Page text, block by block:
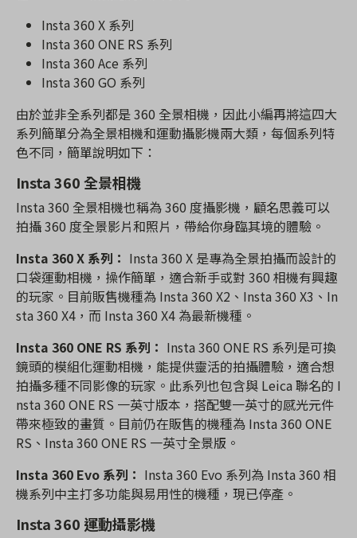
Insta 360 X 系列
Insta 360 ONE RS 系列
Insta 360 Ace 系列
Insta 360 GO 系列
由於並非全系列都是 360 全景相機，因此小編再將這四大
系列簡單分為全景相機和運動攝影機兩大類，每個系列特
色不同，簡單說明如下：
Insta 360 全景相機
Insta 360 全景相機也稱為 360 度攝影機，顧名思義可以
拍攝 360 度全景影片和照片，帶給你身臨其境的體驗。
Insta 360 X 系列： Insta 360 X 是專為全景拍攝而設計的
口袋運動相機，操作簡單，適合新手或對 360 相機有興趣
的玩家。目前販售機種為 Insta 360 X2、Insta 360 X3、In
sta 360 X4，而 Insta 360 X4 為最新機種。
Insta 360 ONE RS 系列： Insta 360 ONE RS 系列是可換
鏡頭的模組化運動相機，能提供靈活的拍攝體驗，適合想
拍攝多種不同影像的玩家。此系列也包含與 Leica 聯名的 I
nsta 360 ONE RS 一英寸版本，搭配雙一英寸的感光元件
帶來極致的畫質。目前仍在販售的機種為 Insta 360 ONE
RS、Insta 360 ONE RS 一英寸全景版。
Insta 360 Evo 系列： Insta 360 Evo 系列為 Insta 360 相
機系列中主打多功能與易用性的機種，現已停產。
Insta 360 運動攝影機